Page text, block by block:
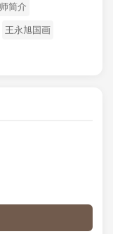
简介
王永旭国画